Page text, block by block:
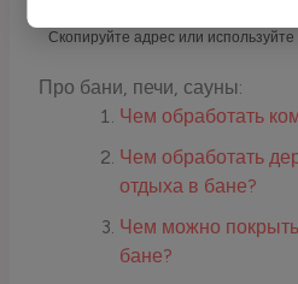
Скопируйте адрес или
Про бани, печи, сауны:
Чем обработать
Чем обработать
отдыха в бане?
Чем можно
бане?